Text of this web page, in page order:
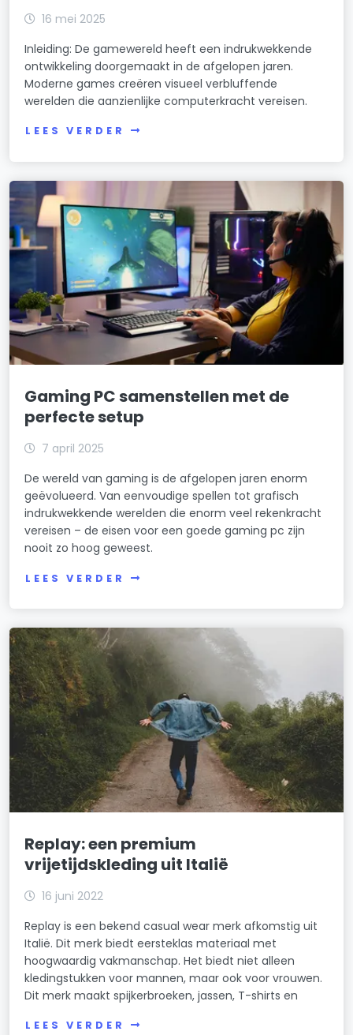
16 mei 2025
Inleiding: De gamewereld heeft een indrukwekkende
ontwikkeling doorgemaakt in de afgelopen jaren.
Moderne games creëren visueel verbluffende
werelden die aanzienlijke computerkracht vereisen.
LEES VERDER
Gaming PC samenstellen met de
perfecte setup
7 april 2025
De wereld van gaming is de afgelopen jaren enorm
geëvolueerd. Van eenvoudige spellen tot grafisch
indrukwekkende werelden die enorm veel rekenkracht
vereisen – de eisen voor een goede gaming pc zijn
nooit zo hoog geweest.
LEES VERDER
Replay: een premium
vrijetijdskleding uit Italië
16 juni 2022
Replay is een bekend casual wear merk afkomstig uit
Italië. Dit merk biedt eersteklas materiaal met
hoogwaardig vakmanschap. Het biedt niet alleen
kledingstukken voor mannen, maar ook voor vrouwen.
Dit merk maakt spijkerbroeken, jassen, T-shirts en
LEES VERDER